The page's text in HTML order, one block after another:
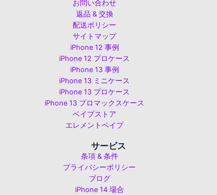
お問い合わせ
返品 & 交換
配送ポリシー
サイトマップ
iPhone 12 事例
iPhone 12 プロケース
iPhone 13 事例
iPhone 13 ミニケース
iPhone 13 プロケース
iPhone 13 プロマックスケース
ベイプストア
エレメントベイプ
サービス
条項 & 条件
プライバシーポリシー
ブログ
iPhone 14 場合